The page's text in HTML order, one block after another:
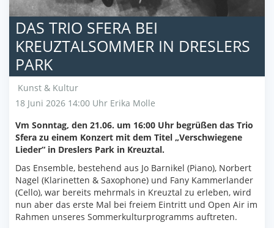
DAS TRIO SFERA BEI
KREUZTALSOMMER IN DRESLERS
PARK
Kunst & Kultur
18 Juni 2026 14:00 Uhr Erika Molle
Vm Sonntag, den 21.06. um 16:00 Uhr begrüßen das Trio
Sfera zu einem Konzert mit dem Titel „Verschwiegene
Lieder“ in Dreslers Park in Kreuztal.
Das Ensemble, bestehend aus Jo Barnikel (Piano), Norbert
Nagel (Klarinetten & Saxophone) und Fany Kammerlander
(Cello), war bereits mehrmals in Kreuztal zu erleben, wird
nun aber das erste Mal bei freiem Eintritt und Open Air im
Rahmen unseres Sommerkulturprogramms auftreten.